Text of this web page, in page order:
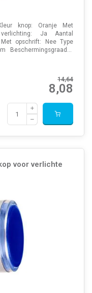
knop: Oranje Met
Ja Aantal
opschrift: Nee Type
Beschermingsgraad...
14,64
8,08
voor verlichte